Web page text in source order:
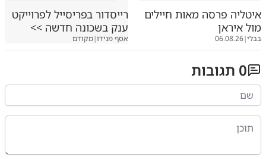
איטליה פרסה מאות חיילים
מול איראן
בבלי|
06.08.26
רייסדור בפריסייל לפרוייקט
ענק בשכונה חדשה >>
אסף מגידו|מקודם
0 תגובות